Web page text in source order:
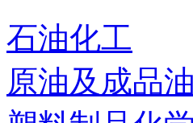
石油化工
原油及成品油